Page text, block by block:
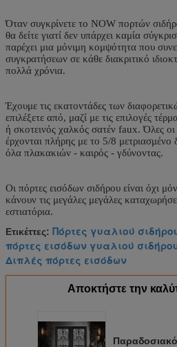
Όταν συγκρίνετε το NOW πορτών
θα δείτε γιατί δεν υπάρχει καμία
παρέχει μια μόνιμη κομψότητα που
συγκρατήσεων σε κάθε διακριτικό
πολλά χρόνια.
Έχουμε τις εκατοντάδες των
επιλέξετε από, μαζί με τις επιλογές
ή σκοτεινός χαλκός σατέν faux. Όλες
έρχονται πλήρης με το 5/8 μετριασμένο
όλα πλακακιών - καιρός - γδύνοντας.
Οι πόρτες εισόδων σιδήρου είναι όχι
κάνουν τις μεγάλες μεγάλες
εστιατόρια.
Ετικέττες: Πόρτες γυαλιού
πόρτες εισόδων γυαλιού
Διπλές πόρτες εισόδων
Αποκτήστε την